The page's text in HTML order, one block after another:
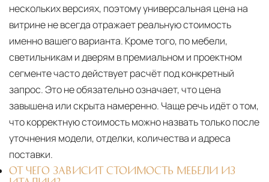
нескольких версиях, поэтому универсальная цена на
витрине не всегда отражает реальную стоимость
именно вашего варианта. Кроме того, по мебели,
светильникам и дверям в премиальном и проектном
сегменте часто действует расчёт под конкретный
запрос. Это не обязательно означает, что цена
завышена или скрыта намеренно. Чаще речь идёт о том,
что корректную стоимость можно назвать только после
уточнения модели, отделки, количества и адреса
поставки.
ОТ ЧЕГО ЗАВИСИТ СТОИМОСТЬ МЕБЕЛИ ИЗ